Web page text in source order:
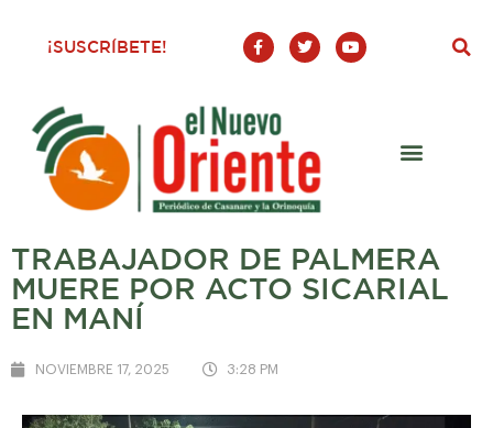
¡SUSCRÍBETE!
F
a
c
o
o
-
T
w
i
Y
o
u
TRABAJADOR DE PALMERA
MUERE POR ACTO SICARIAL
EN MANÍ
NOVIEMBRE 17, 2025 3:28 PM